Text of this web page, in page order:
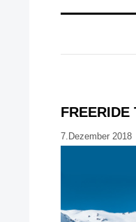
FREERIDE
7.Dezember 2018